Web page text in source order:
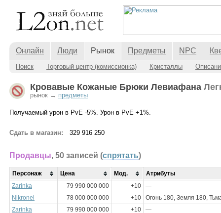
Онлайн Люди Рынок Предметы NPC
Поиск Торговый центр (комиссионка) Кристаллы
Кровавые Кожаные Брюки Левиафана
рынок → предметы
Получаемый урон в PvE -5%. Урон в PvE +1%.
Сдать в магазин: 329 916 250
Продавцы, 50 записей (спрятать)
Персонаж Цена Мод.
Атрибуты
Zarinka
79 990 000 000 +10
—
Nikronel
78 000 000 000 +10
Огонь 180, Земля 180,
Zarinka
79 990 000 000 +10
—